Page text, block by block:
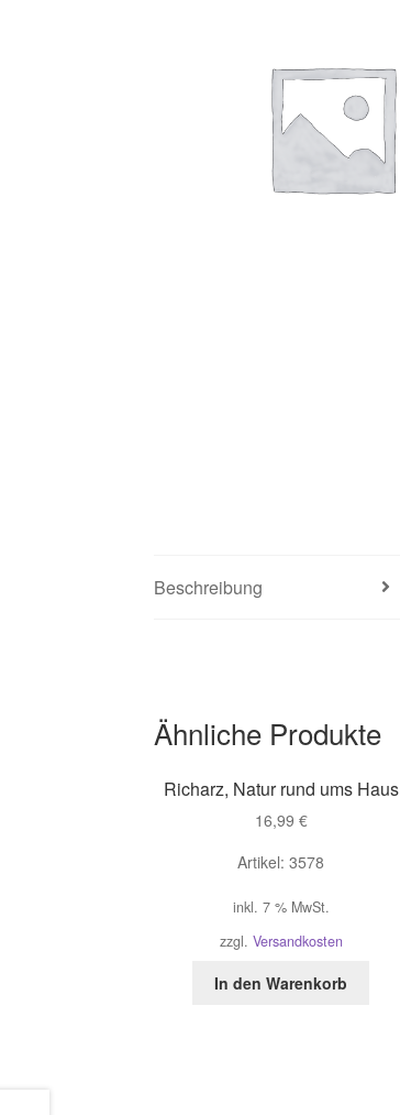
Beschreibung
Ähnliche Produkte
Richarz, Natur rund ums Haus
16,99 €
Artikel: 3578
inkl. 7 % MwSt.
zzgl. Versandkosten
In den Warenkorb